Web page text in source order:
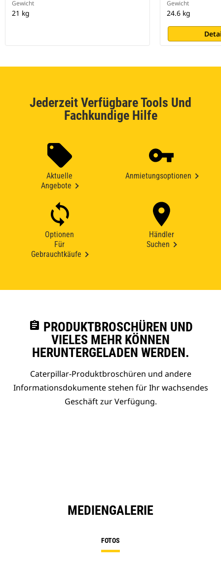
Gewicht
21 kg
Gewicht
24.6 kg
Jederzeit Verfügbare Tools Und
Fachkundige Hilfe
Aktuelle
Angebote
Anmietungsoptionen
Optionen
Für
Gebrauchtkäufe
Händler
Suchen
assignment PRODUKTBROSCHÜREN UND
VIELES MEHR KÖNNEN
HERUNTERGELADEN WERDEN.
Caterpillar-Produktbroschüren und andere
Informationsdokumente stehen für Ihr wachsendes
Geschäft zur Verfügung.
MEDIENGALERIE
FOTOS